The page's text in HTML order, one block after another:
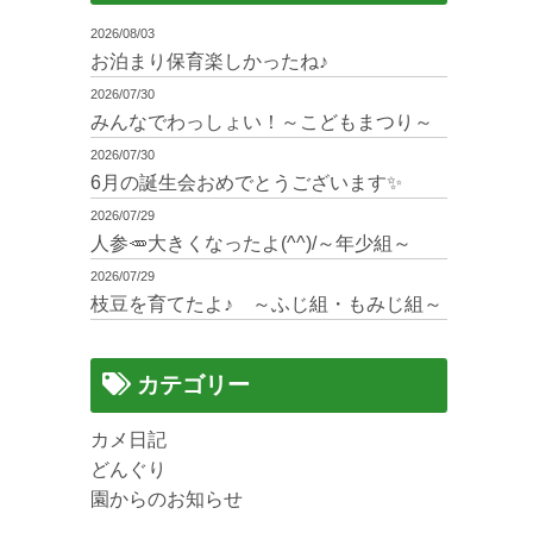
2026/08/03
お泊まり保育楽しかったね♪
2026/07/30
みんなでわっしょい！～こどもまつり～
2026/07/30
6月の誕生会おめでとうございます✨
2026/07/29
人参🥕大きくなったよ(^^)/～年少組～
2026/07/29
枝豆を育てたよ♪ ～ふじ組・もみじ組～
カテゴリー
カメ日記
どんぐり
園からのお知らせ